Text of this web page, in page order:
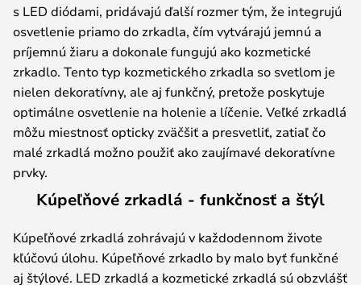
s LED diódami, pridávajú ďalší rozmer tým, že integrujú
osvetlenie priamo do zrkadla, čím vytvárajú jemnú a
príjemnú žiaru a dokonale fungujú ako kozmetické
zrkadlo. Tento typ kozmetického zrkadla so svetlom je
nielen dekoratívny, ale aj funkčný, pretože poskytuje
optimálne osvetlenie na holenie a líčenie. Veľké zrkadlá
môžu miestnosť opticky zväčšiť a presvetliť, zatiaľ čo
malé zrkadlá možno použiť ako zaujímavé dekoratívne
prvky.
Kúpeľňové zrkadlá - funkčnosť a štýl
Kúpeľňové zrkadlá zohrávajú v každodennom živote
kľúčovú úlohu. Kúpeľňové zrkadlo by malo byť funkčné
aj štýlové. LED zrkadlá a kozmetické zrkadlá sú obzvlášť